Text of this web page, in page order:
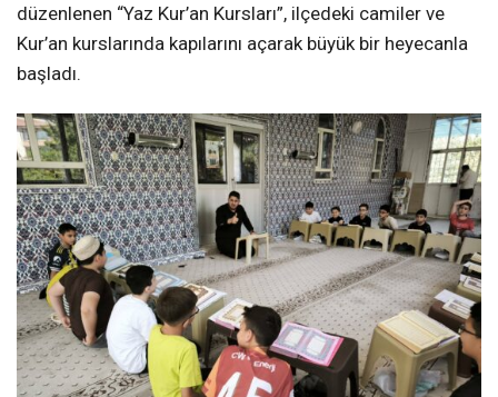
düzenlenen “Yaz Kur’an Kursları”, ilçedeki camiler ve
Kur’an kurslarında kapılarını açarak büyük bir heyecanla
başladı.